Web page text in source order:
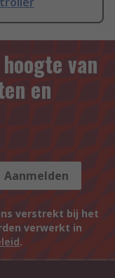
van
en
Aanmelden
verstrekt bij het
verwerkt in
.